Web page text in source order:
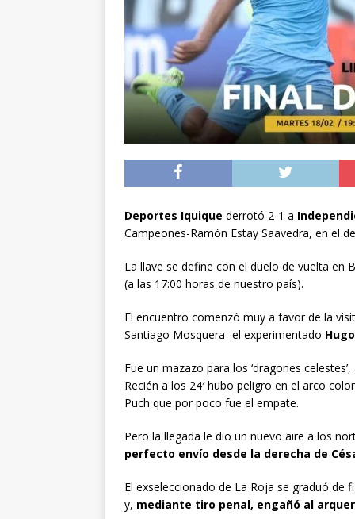
[ 05/08/2026 ]
Iquique
DEPORTES
[ 05/08/2026 ]
público del sector El
[ 06/08/2026 ] El
Deportes Iquique derrotó 2-1 a
Campeones-Ramón Estay Saavedra, en el
La llave se define con el duelo de vuelta
(a las 17:00 horas de nuestro país).
El encuentro comenzó muy a favor de la
Santiago Mosquera- el experimentado
Fue un mazazo para los ‘dragones
Recién a los 24′ hubo peligro en el arco
Puch que por poco fue el empate.
Pero la llegada le dio un nuevo aire a los
perfecto envío desde la derecha de
El exseleccionado de La Roja se graduó
y, mediante tiro penal, engañó al